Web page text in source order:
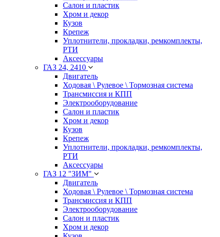
Салон и пластик
Хром и декор
Кузов
Крепеж
Уплотнители, прокладки, ремкомплекты,
РТИ
Аксессуары
ГАЗ 24, 2410
Двигатель
Ходовая \ Рулевое \ Тормозная система
Трансмиссия и КПП
Электрооборудование
Салон и пластик
Хром и декор
Кузов
Крепеж
Уплотнители, прокладки, ремкомплекты,
РТИ
Аксессуары
ГАЗ 12 "ЗИМ"
Двигатель
Ходовая \ Рулевое \ Тормозная система
Трансмиссия и КПП
Электрооборудование
Салон и пластик
Хром и декор